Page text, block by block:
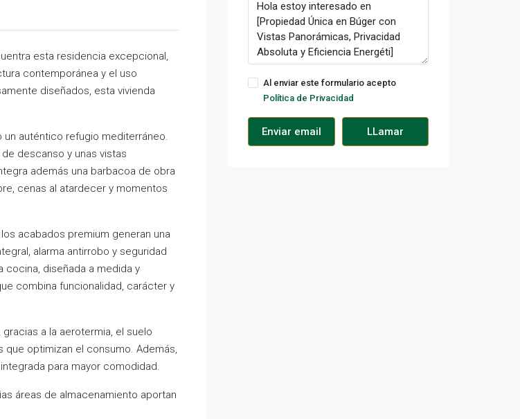
esta residencia excepcional,
contemporánea y el uso
diseñados, esta vivienda
auténtico refugio mediterráneo.
descanso y unas vistas
además una barbacoa de obra
cenas al atardecer y momentos
acabados premium generan una
alarma antirrobo y seguridad
cocina, diseñada a medida y
combina funcionalidad, carácter y
a la aerotermia, el suelo
optimizan el consumo. Además,
para mayor comodidad.
áreas de almacenamiento aportan
Al enviar este formulario acepto
Política de Privacidad
Enviar email LLamar